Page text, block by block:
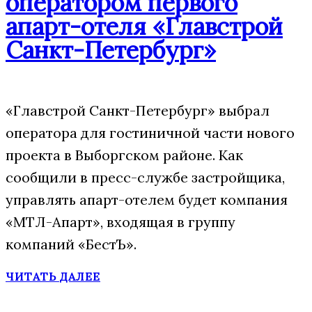
апарт-отеля «Главстрой
Санкт-Петербург»
«Главстрой Санкт-Петербург» выбрал
оператора для гостиничной части нового
проекта в Выборгском районе. Как
сообщили в пресс-службе застройщика,
управлять апарт-отелем будет компания
«МТЛ-Апарт», входящая в группу
компаний «БестЪ».
ЧИТАТЬ ДАЛЕЕ